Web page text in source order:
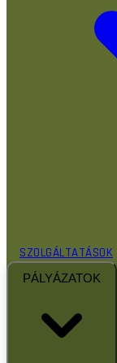
SZOLGÁLTATÁSOK
PÁLYÁZATOK